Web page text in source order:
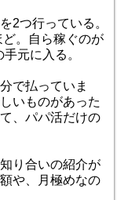
2つ行っている。
。自ら稼ぐのが
元に入る。
で払っていま
いものがあった
、パパ活だけの
り合いの紹介が
や、月極めなの